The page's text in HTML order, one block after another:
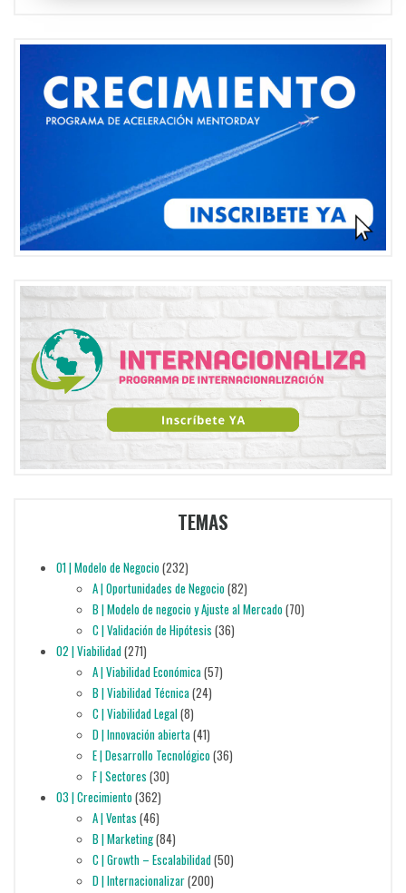
TEMAS
01 | Modelo de Negocio(232)
A | Oportunidades de Negocio(82)
B | Modelo de negocio y Ajuste al Mercado(70)
C | Validación de Hipótesis (36)
02 | Viabilidad(271)
A | Viabilidad Económica(57)
B | Viabilidad Técnica(24)
C | Viabilidad Legal(8)
D | Innovación abierta(41)
E | Desarrollo Tecnológico(36)
F | Sectores (30)
03 | Crecimiento(362)
A | Ventas (46)
B | Marketing(84)
C | Growth – Escalabilidad(50)
D | Internacionalizar(200)